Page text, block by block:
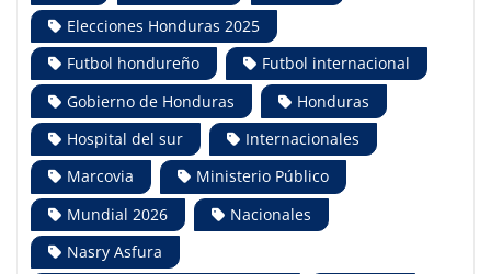
Elecciones Honduras 2025
Futbol hondureño
Futbol internacional
Gobierno de Honduras
Honduras
Hospital del sur
Internacionales
Marcovia
Ministerio Público
Mundial 2026
Nacionales
Nasry Asfura